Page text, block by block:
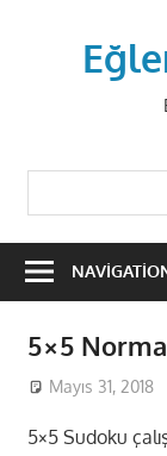
5×5
Mayıs 31, 2018
5×5 Sudoku